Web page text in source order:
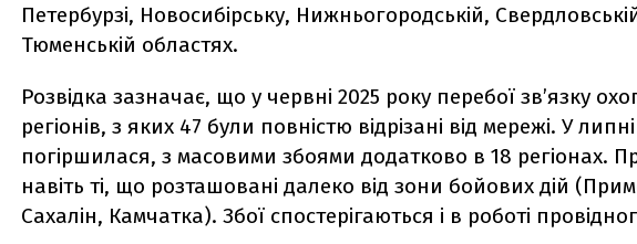
Петербурзі, Новосибірську, Нижньогородській,
Тюменській областях.
Розвідка зазначає, що у червні 2025 року перебої зв’язку
регіонів, з яких 47 були повністю відрізані від мережі. У
погіршилася, з масовими збоями додатково в 18 регіонах.
навіть ті, що розташовані далеко від зони бойових дій
Сахалін, Камчатка). Збої спостерігаються і в роботі